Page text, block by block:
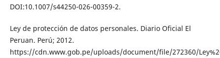
DOI:10.1007/s44250-026-00359-2.
Ley de protección de datos personales. Diario Oficial El
Peruan. Perú; 2012.
https://cdn.www.gob.pe/uploads/document/file/272360/